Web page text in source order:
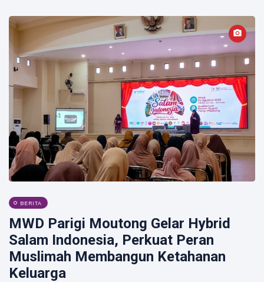
BERITA
MWD Parigi Moutong Gelar Hybrid
Salam Indonesia, Perkuat Peran
Muslimah Membangun Ketahanan
Keluarga